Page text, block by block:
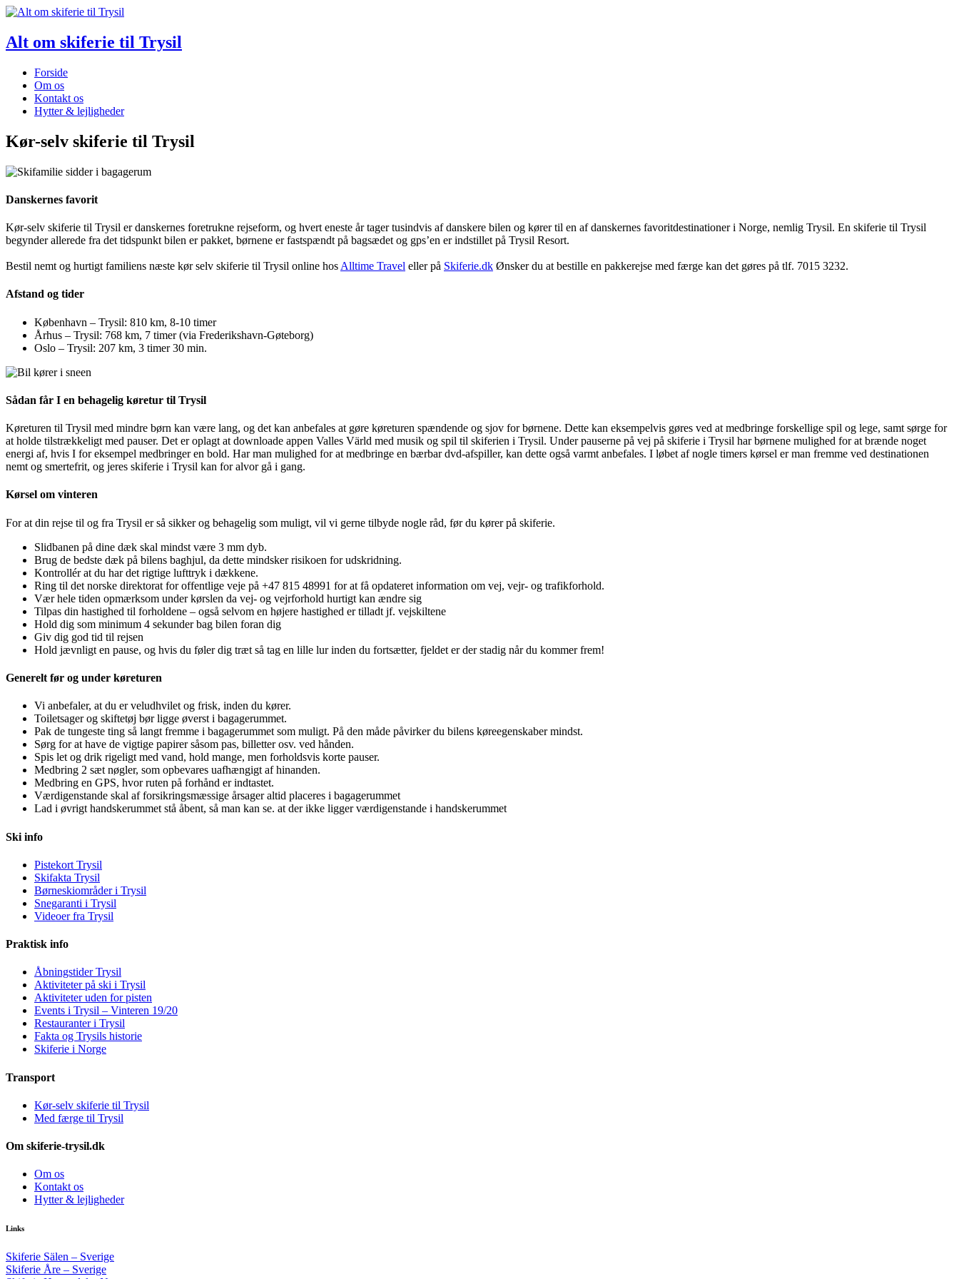
Alt om skiferie til Trysil
Forside
Om os
Kontakt os
Hytter & lejligheder
Kør-selv skiferie til Trysil
Danskernes favorit
Kør-selv skiferie til Trysil er danskernes foretrukne rejseform, og hvert eneste år tager tusindvis af danskere bilen og kører til en af danskernes favoritdestinationer i Norge, nemlig Trysil. En skiferie til Trysil
begynder allerede fra det tidspunkt bilen er pakket, børnene er fastspændt på bagsædet og gps’en er indstillet på Trysil Resort.
Bestil nemt og hurtigt familiens næste kør selv skiferie til Trysil online hos Alltime Travel eller på Skiferie.dk Ønsker du at bestille en pakkerejse med færge kan det gøres på tlf. 7015 3232.
Afstand og tider
København – Trysil: 810 km, 8-10 timer
Århus – Trysil: 768 km, 7 timer (via Frederikshavn-Gøteborg)
Oslo – Trysil: 207 km, 3 timer 30 min.
Sådan får I en behagelig køretur til Trysil
Køreturen til Trysil med mindre børn kan være lang, og det kan anbefales at gøre køreturen spændende og sjov for børnene. Dette kan eksempelvis gøres ved at medbringe forskellige spil og lege, samt sørge for
at holde tilstrækkeligt med pauser. Det er oplagt at downloade appen Valles Värld med musik og spil til skiferien i Trysil. Under pauserne på vej på skiferie i Trysil har børnene mulighed for at brænde noget
energi af, hvis I for eksempel medbringer en bold. Har man mulighed for at medbringe en bærbar dvd-afspiller, kan dette også varmt anbefales. I løbet af nogle timers kørsel er man fremme ved destinationen
nemt og smertefrit, og jeres skiferie i Trysil kan for alvor gå i gang.
Kørsel om vinteren
For at din rejse til og fra Trysil er så sikker og behagelig som muligt, vil vi gerne tilbyde nogle råd, før du kører på skiferie.
Slidbanen på dine dæk skal mindst være 3 mm dyb.
Brug de bedste dæk på bilens baghjul, da dette mindsker risikoen for udskridning.
Kontrollér at du har det rigtige lufttryk i dækkene.
Ring til det norske direktorat for offentlige veje på +47 815 48991 for at få opdateret information om vej, vejr- og trafikforhold.
Vær hele tiden opmærksom under kørslen da vej- og vejrforhold hurtigt kan ændre sig
Tilpas din hastighed til forholdene – også selvom en højere hastighed er tilladt jf. vejskiltene
Hold dig som minimum 4 sekunder bag bilen foran dig
Giv dig god tid til rejsen
Hold jævnligt en pause, og hvis du føler dig træt så tag en lille lur inden du fortsætter, fjeldet er der stadig når du kommer frem!
Generelt før og under køreturen
Vi anbefaler, at du er veludhvilet og frisk, inden du kører.
Toiletsager og skiftetøj bør ligge øverst i bagagerummet.
Pak de tungeste ting så langt fremme i bagagerummet som muligt. På den måde påvirker du bilens køreegenskaber mindst.
Sørg for at have de vigtige papirer såsom pas, billetter osv. ved hånden.
Spis let og drik rigeligt med vand, hold mange, men forholdsvis korte pauser.
Medbring 2 sæt nøgler, som opbevares uafhængigt af hinanden.
Medbring en GPS, hvor ruten på forhånd er indtastet.
Værdigenstande skal af forsikringsmæssige årsager altid placeres i bagagerummet
Lad i øvrigt handskerummet stå åbent, så man kan se. at der ikke ligger værdigenstande i handskerummet
Ski info
Pistekort Trysil
Skifakta Trysil
Børneskiområder i Trysil
Snegaranti i Trysil
Videoer fra Trysil
Praktisk info
Åbningstider Trysil
Aktiviteter på ski i Trysil
Aktiviteter uden for pisten
Events i Trysil – Vinteren 19/20
Restauranter i Trysil
Fakta og Trysils historie
Skiferie i Norge
Transport
Kør-selv skiferie til Trysil
Med færge til Trysil
Om skiferie-trysil.dk
Om os
Kontakt os
Hytter & lejligheder
Links
Skiferie Sälen – Sverige
Skiferie Åre – Sverige